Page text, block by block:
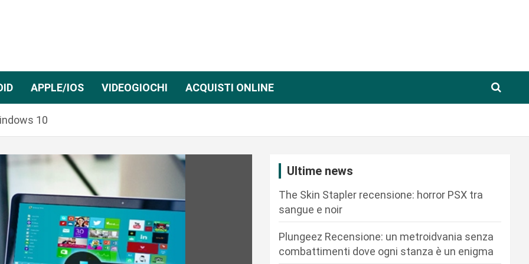
APPLE/IOS VIDEOGIOCHI ACQUISTI ONLINE
10
Ultime news
The Skin Stapler recensione: horror PSX tra
sangue e noir
Plungeez Recensione: un metroidvania senza
combattimenti dove ogni stanza è un enigma